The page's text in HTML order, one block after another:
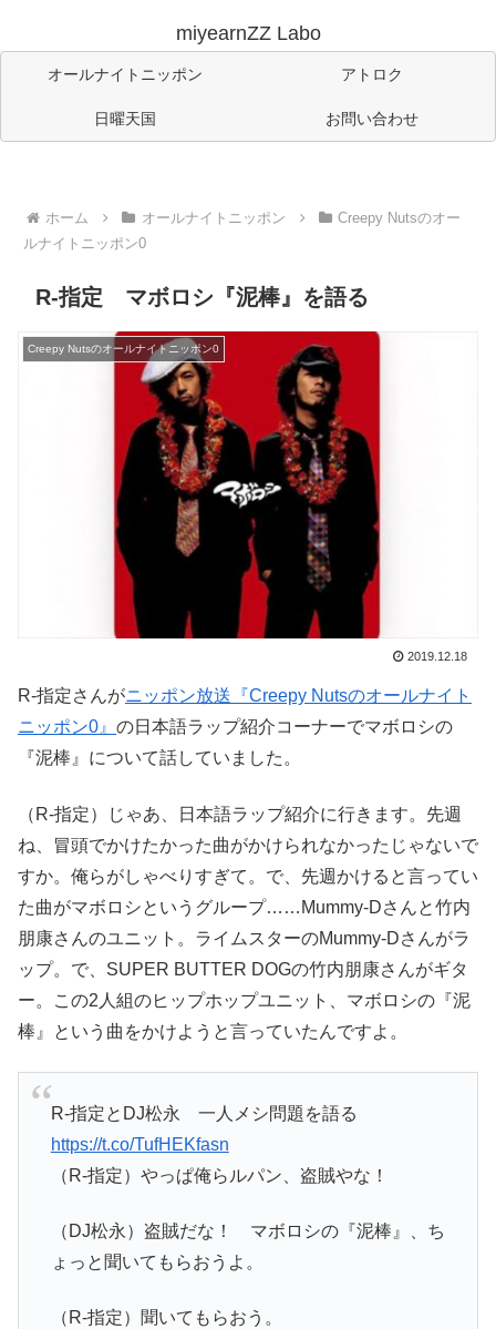
miyearnZZ Labo
オールナイトニッポン アトロク
日曜天国 お問い合わせ
ホーム オールナイトニッポン
Creepy Nutsのオー
ルナイトニッポン0
R-指定 マボロシ『泥棒』を語る
Creepy Nutsのオールナイトニッポン0
2019.12.18
R-指定さんがニッポン放送『Creepy Nutsのオールナイト
ニッポン0』 の日本語ラップ紹介コーナーでマボロシの
『泥棒』について話していました。
（R-指定）じゃあ、日本語ラップ紹介に行きます。先週
ね、冒頭でかけたかった曲がかけられなかったじゃないで
すか。俺らがしゃべりすぎて。で、先週かけると言ってい
た曲がマボロシというグループ……Mummy-Dさんと竹内
朋康さんのユニット。ライムスターのMummy-Dさんがラ
ップ。で、SUPER BUTTER DOGの竹内朋康さんがギタ
ー。この2人組のヒップホップユニット、マボロシの『泥
棒』という曲をかけようと言っていたんですよ。
R-指定とDJ松永 一人メシ問題を語る
https://t.co/TufHEKfasn
（R-指定）やっぱ俺らルパン、盗賊やな！
（DJ松永）盗賊だな！ マボロシの『泥棒』、ち
ょっと聞いてもらおうよ。
（R-指定）聞いてもらおう。